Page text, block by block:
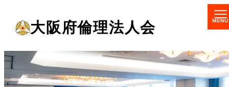
コ
ン
大阪府倫理法人会